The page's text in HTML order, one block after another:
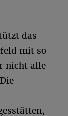
das
mit so
nicht alle